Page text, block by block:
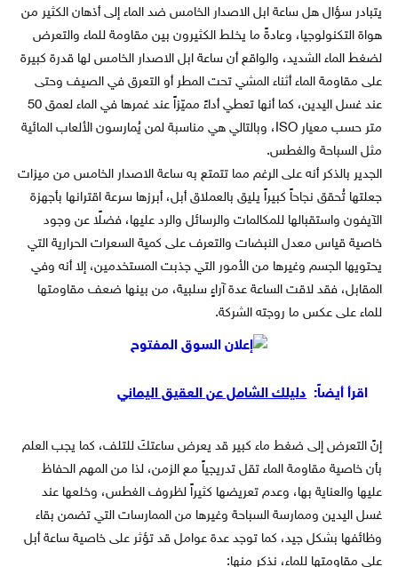
يتبادر سؤال هل ساعة ابل الاصدار الخامس ضد الماء إلى أذهان الكثير من
هواة التكنولوجيا، وعادةً ما يخلط الكثيرون بين مقاومة للماء والتعرض
لضغط الماء الشديد، والواقع أن ساعة ابل الاصدار الخامس لها قدرة كبيرة
على مقاومة الماء أثناء المشي تحت المطر أو التعرق في الصيف وحتى
عند غسل اليدين، كما أنها تعطي أداءً مميّزاً عند غمرها في الماء لعمق 50
متر حسب معيار ISO، وبالتالي هي مناسبة لمن يُمارسون الألعاب المائية
مثل السباحة والغطس.
الجدير بالذكر أنه على الرغم مما تتمتع به ساعة الاصدار الخامس من ميزات
جعلتها تُحقق نجاحاً كبيراً يليق بالعملاق أبل، أبرزها سرعة اقترانها بأجهزة
الآيفون واستقبالها للمكالمات والرسائل والرد عليها، فضلًا عن وجود
خاصية قياس معدل النبضات والتعرف على كمية السعرات الحرارية التي
يحتويها الجسم وغيرها من الأمور التي جذبت المستخدمين، إلا أنه وفي
المقابل، فقد لاقت الساعة عدة آراءٍ سلبية، من بينها ضعف مقاومتها
للماء على عكس ما روجته الشركة.
اقرأ أيضاً: دليلك الشامل عن العقيق اليماني
إنً التعرض إلى ضغط ماء كبير قد يعرض ساعتكَ للتلف، كما يجب العلم
بأن خاصية مقاومة الماء تقل تدريجياً مع الزمن، لذا من المهم الحفاظ
عليها والعناية بها، وعدم تعريضها كثيراً لظروف الغطس، وخلعها عند
غسل اليدين وممارسة السباحة وغيرها من الممارسات التي تضمن بقاء
وظائفها بشكل جيد، كما توجد عدة عوامل قد تؤثر على خاصية ساعة أبل
على مقاومتها للماء، نذكر منها: